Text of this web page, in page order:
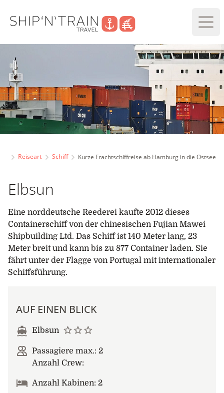
Reiseart Schiff Kurze Frachtschiffreise ab Hamburg in die Ostsee
Elbsun
Eine norddeutsche Reederei kaufte 2012 dieses
Containerschiff von der chinesischen Fujian Mawei
Shipbuilding Ltd. Das Schiff ist 140 Meter lang, 23
Meter breit und kann bis zu 877 Container laden. Sie
fährt unter der Flagge von Portugal mit internationaler
Schiffsführung.
AUF EINEN BLICK
Elbsun
Passagiere max.: 2
Anzahl Crew:
Anzahl Kabinen: 2